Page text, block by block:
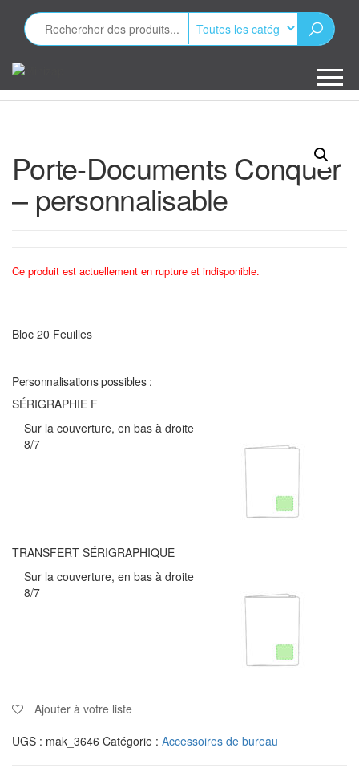
contenu
publicitaires
Porte-Documents Conquer
– personnalisable
Ce produit est actuellement en rupture et indisponible.
Bloc 20 Feuilles
Personnalisations possibles :
SÉRIGRAPHIE F
Sur la couverture, en bas à droite
8/7
TRANSFERT SÉRIGRAPHIQUE
Sur la couverture, en bas à droite
8/7
Ajouter à votre liste
UGS : mak_3646 Catégorie : Accessoires de bureau